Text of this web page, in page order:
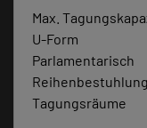
Max.
U-Form
Parlamentarisch
Reihenbestuhlung
Tagungsräume